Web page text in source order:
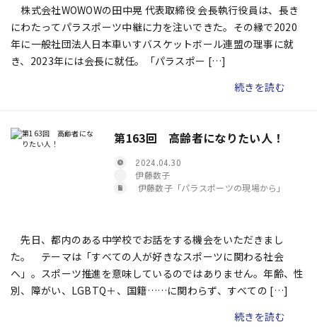
株式会社WOWOWの田中晃 代表取締役 会長執行役員は、長き
にわたってパラスポーツ中継に力を注いできた。その縁で2020
年に一般社団法人日本車いすバスケットボール連盟の理事に就
き、2023年には会長に就任。「パラスポー […]
続きを読む
第163回 高齢者になりたい人！
2024.04.30
伊藤数子
伊藤数子「パラスポーツの現場から」
先日、都内のある中学校でお話をする機会をいただきまし
た。 テーマは「すべての人が好きなスポーツに関わる社会
へ」。スポーツ推進を意味しているのではありません。年齢、性
別、障がい、LGBTQ＋、国籍……に関わらず、すべての […]
続きを読む